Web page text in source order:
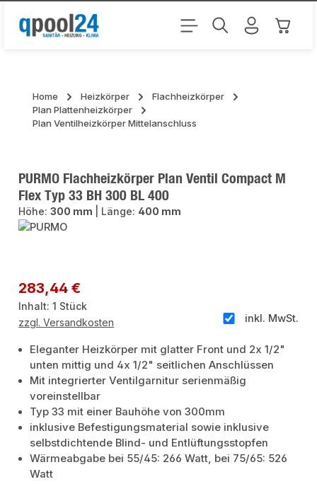
Zum Hauptinhalt springen
Home Heizkörper
Flachheizkörper
Plan Plattenheizkörper
Plan Ventilheizkörper Mittelanschluss
PURMO Flachheizkörper Plan Ventil Compact M
Flex Typ 33 BH 300 BL 400
Höhe:300 mm Länge: 400 mm
Regulärer Preis:
283,44 €
Inhalt:1 Stück
inkl. MwSt.
zzgl. Versandkosten
Eleganter Heizkörper mit glatter Front und 2x 1/2"
unten mittig und 4x 1/2" seitlichen Anschlüssen
Mit integrierter Ventilgarnitur serienmäßig
voreinstellbar
Typ 33 mit einer Bauhöhe von 300mm
inklusive Befestigungsmaterial sowie inklusive
selbstdichtende Blind- und Entlüftungsstopfen
Wärmeabgabe bei 55/45: 266 Watt, bei 75/65: 526
Watt